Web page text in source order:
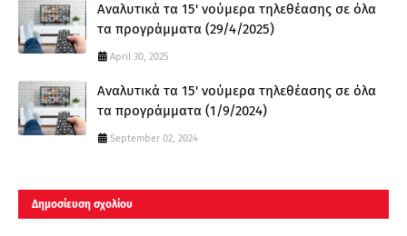
Αναλυτικά τα 15' νούμερα τηλεθέασης σε όλα
τα προγράμματα (29/4/2025)
April 30, 2025
Αναλυτικά τα 15' νούμερα τηλεθέασης σε όλα
τα προγράμματα (1/9/2024)
September 02, 2024
Δημοσίευση σχολίου